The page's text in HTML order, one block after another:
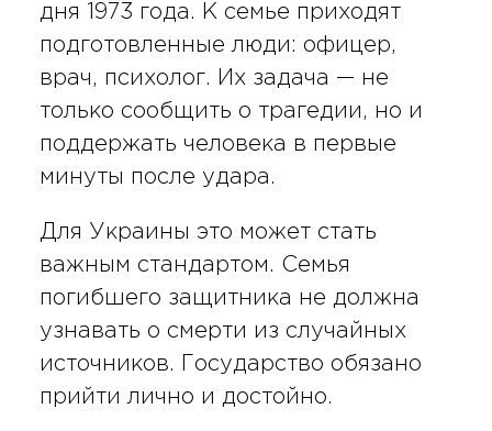
дня 1973 года. К семье приходят
подготовленные люди: офицер,
врач, психолог. Их задача — не
только сообщить о трагедии, но и
поддержать человека в первые
минуты после удара.
Для Украины это может стать
важным стандартом. Семья
погибшего защитника не должна
узнавать о смерти из случайных
источников. Государство обязано
прийти лично и достойно.